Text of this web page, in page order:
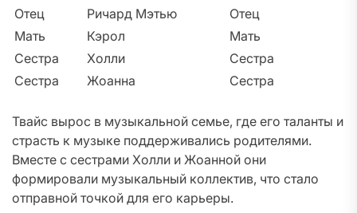
Отец
Ричард Мэтью
Отец
Мать
Кэрол
Мать
Сестра
Холли
Сестра
Сестра
Жоанна Сестра
Твайс вырос в музыкальной семье, где его таланты и
страсть к музыке поддерживались родителями.
Вместе с сестрами Холли и Жоанной они
формировали музыкальный коллектив, что стало
отправной точкой для его карьеры.